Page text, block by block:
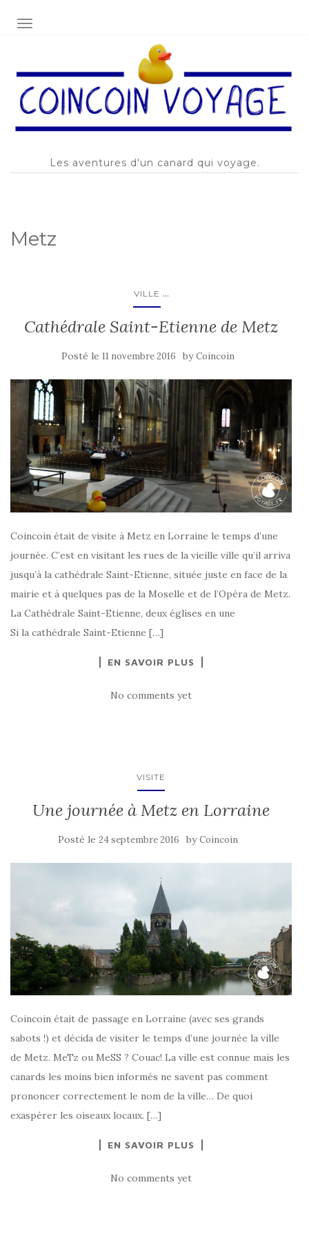
AFFICHER/MASQUER LA NAVIGATION
Les aventures d'un canard qui voyage.
Metz
VILLE ...
Cathédrale Saint-Etienne de Metz
Posté le 11 novembre 2016 byCoincoin
Coincoin était de visite à Metz en Lorraine le temps d’une
journée. C’est en visitant les rues de la vieille ville qu’il arriva
jusqu’à la cathédrale Saint-Etienne, située juste en face de la
mairie et à quelques pas de la Moselle et de l’Opéra de Metz.
La Cathédrale Saint-Etienne, deux églises en une
Si la cathédrale Saint-Etienne […]
EN SAVOIR PLUS
No comments yet
VISITE
Une journée à Metz en Lorraine
Posté le 24 septembre 2016 byCoincoin
Coincoin était de passage en Lorraine (avec ses grands
sabots !) et décida de visiter le temps d’une journée la ville
de Metz. MeTz ou MeSS ? Couac! La ville est connue mais les
canards les moins bien informés ne savent pas comment
prononcer correctement le nom de la ville… De quoi
exaspérer les oiseaux locaux. […]
EN SAVOIR PLUS
No comments yet